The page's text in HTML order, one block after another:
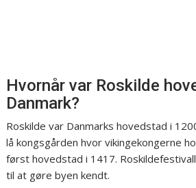
Hvornår var Roskilde
Danmark?
Roskilde var Danmarks hovedstad i
lå kongsgården hvor vikingekongerne
først hovedstad i 1417.
til at gøre byen kendt.